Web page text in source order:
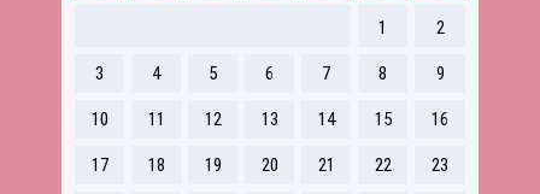
1 2
3 4 5 6 7 8 9
10 11 12 13 14 15 16
17 18 19 20 21 22 23